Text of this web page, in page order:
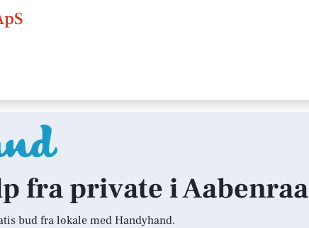
fra private i Aabenraa
bud fra lokale med Handyhand.